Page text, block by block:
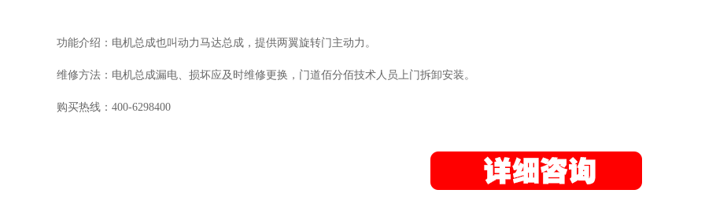
功能介绍：电机总成也叫动力马达总成，提供两翼旋转门主动力。
维修方法：电机总成漏电、损坏应及时维修更换，门道佰分佰技术人员上门拆卸安装。
购买热线：400-6298400